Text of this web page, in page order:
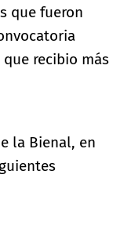
que fueron
recibio más
la Bienal, en